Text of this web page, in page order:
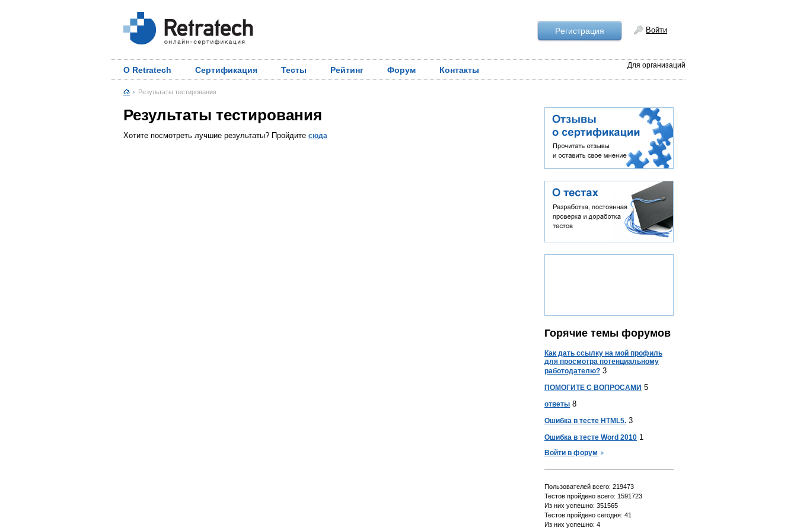
Рeгистрация Войти
Для организаций
О Retratech Сертификация Тесты Рейтинг Форум Контакты
Результаты тестирования
Результаты тестирования
Хотите посмотреть лучшие результаты? Пройдите сюда
Горячие темы форумов
Как дать ссылку на мой профиль
для просмотра потенциальному
работодателю? 3
ПОМОГИТЕ С ВОПРОСАМИ 5
ответы 8
Ошибка в тесте HTML5. 3
Ошибка в тесте Word 2010 1
Войти в форум
Пользователей всего: 219473
Тестов пройдено всего: 1591723
Из них успешно: 351565
Тестов пройдено сегодня: 41
Из них успешно: 4